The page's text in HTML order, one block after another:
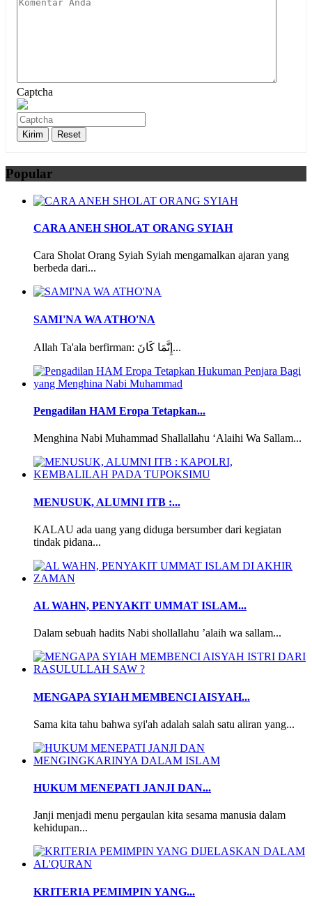
Captcha
Popular
CARA ANEH SHOLAT ORANG SYIAH
Cara Sholat Orang Syiah Syiah mengamalkan ajaran yang
berbeda dari...
SAMI'NA WA ATHO'NA
Allah Ta'ala berfirman: إِنَّمَا كَانَ...
Pengadilan HAM Eropa Tetapkan...
Menghina Nabi Muhammad Shallallahu ‘Alaihi Wa Sallam...
MENUSUK, ALUMNI ITB :...
KALAU ada uang yang diduga bersumber dari kegiatan
tindak pidana...
AL WAHN, PENYAKIT UMMAT ISLAM...
Dalam sebuah hadits Nabi shollallahu ’alaih wa sallam...
MENGAPA SYIAH MEMBENCI AISYAH...
Sama kita tahu bahwa syi'ah adalah salah satu aliran yang...
HUKUM MENEPATI JANJI DAN...
Janji menjadi menu pergaulan kita sesama manusia dalam
kehidupan...
KRITERIA PEMIMPIN YANG...